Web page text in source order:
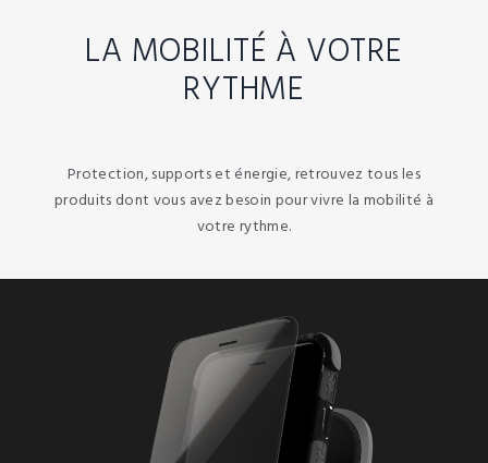
LA MOBILITÉ À VOTRE
RYTHME
Protection, supports et énergie, retrouvez tous les
produits dont vous avez besoin pour vivre la mobilité à
votre rythme.